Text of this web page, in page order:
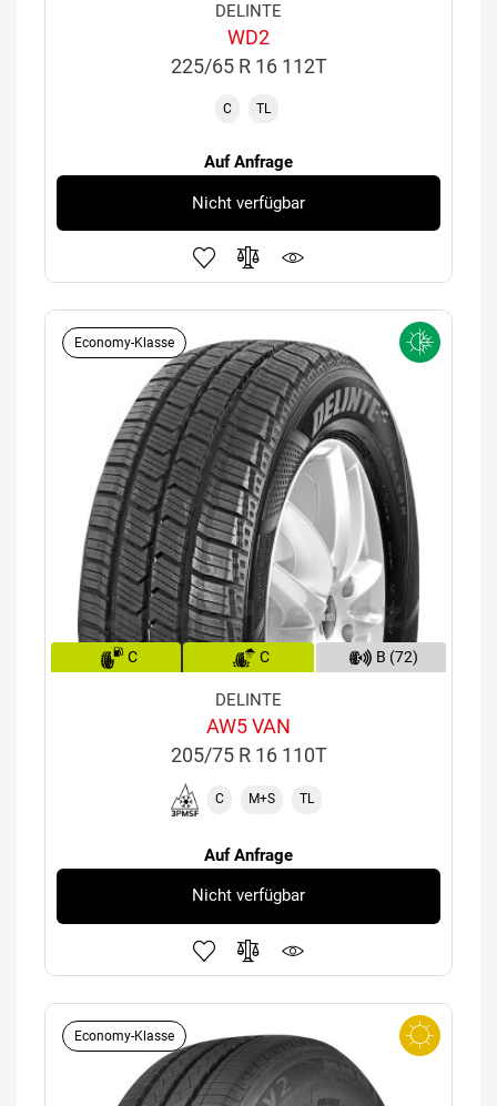
DELINTE
WD2
225/65 R 16 112T
C TL
Auf Anfrage
Nicht verfügbar
Economy-Klasse
C C B (72)
DELINTE
AW5 VAN
205/75 R 16 110T
C M+S TL
Auf Anfrage
Nicht verfügbar
Economy-Klasse